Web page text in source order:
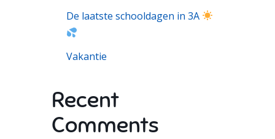
De laatste schooldagen in 3A
Vakantie
Recent
Comments